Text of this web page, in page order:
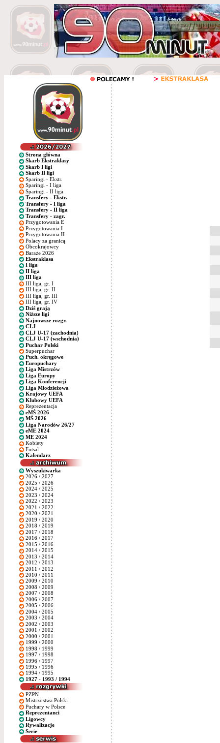
Strona główna
Skarb Ekstraklasy
Skarb I ligi
Skarb II ligi
Sparingi - Ekstr.
Sparingi - I liga
Sparingi - II liga
Transfery - Ekstr.
Transfery - I liga
Transfery - II liga
Transfery - zagr.
Przygotowania E
Przygotowania I
Przygotowania II
Polacy za granicą
Obcokrajowcy
Baraże 2026
Ekstraklasa
I liga
II liga
III liga
III liga, gr. I
III liga, gr. II
III liga, gr. III
III liga, gr. IV
Dziś grają
Niższe ligi
Najnowsze rozgr.
CLJ
CLJ U-17 (zachodnia)
CLJ U-17 (wschodnia)
Puchar Polski
Superpuchar
Puch. okręgowe
Europuchary
Liga Mistrzów
Liga Europy
Liga Konferencji
Liga Młodzieżowa
Krajowy UEFA
Klubowy UEFA
Reprezentacja
eMŚ 2026
MŚ 2026
Liga Narodów 26/27
eME 2024
ME 2024
Kobiety
Futsal
Kalendarz
Wyszukiwarka
2026 / 2027
2025 / 2026
2024 / 2025
2023 / 2024
2022 / 2023
2021 / 2022
2020 / 2021
2019 / 2020
2018 / 2019
2017 / 2018
2016 / 2017
2015 / 2016
2014 / 2015
2013 / 2014
2012 / 2013
2011 / 2012
2010 / 2011
2009 / 2010
2008 / 2009
2007 / 2008
2006 / 2007
2005 / 2006
2004 / 2005
2003 / 2004
2002 / 2003
2001 / 2002
2000 / 2001
1999 / 2000
1998 / 1999
1997 / 1998
1996 / 1997
1995 / 1996
1994 / 1995
1927 - 1993 / 1994
PZPN
Mistrzostwa Polski
Puchary w Polsce
Reprezentanci
Ligowcy
Rywalizacje
Serie